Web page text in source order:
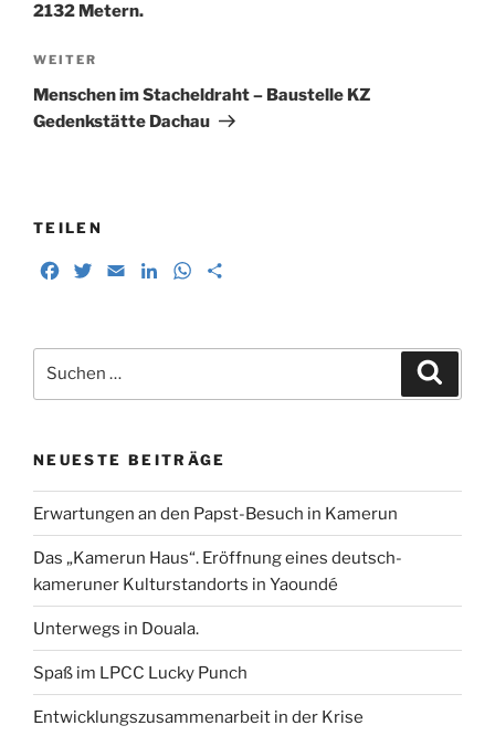
2132 Metern.
Nächster
Beitrag
WEITER
Menschen im Stacheldraht – Baustelle KZ
Gedenkstätte Dachau
TEILEN
e
b
t
t
i
k
W
t
l
nach:
NEUESTE BEITRÄGE
Erwartungen an den Papst-Besuch in Kamerun
Das „Kamerun Haus“. Eröffnung eines deutsch-
kameruner Kulturstandorts in Yaoundé
Unterwegs in Douala.
Spaß im LPCC Lucky Punch
Entwicklungszusammenarbeit in der Krise